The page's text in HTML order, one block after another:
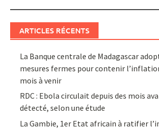
ARTICLES RÉCENTS
La Banque centrale de Madagascar
mesures fermes pour contenir
mois à venir
RDC : Ebola circulait depuis des mois
détecté, selon une étude
La Gambie, 1er Etat africain à ratifier